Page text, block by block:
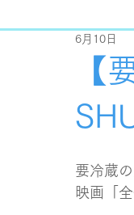
【
6月10日
要冷蔵の
映画「